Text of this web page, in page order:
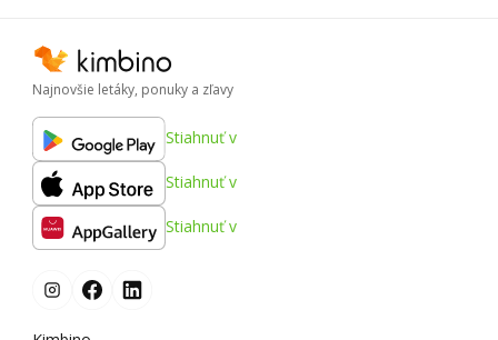
Najnovšie letáky, ponuky a zľavy
Stiahnuť v
Stiahnuť v
Stiahnuť v